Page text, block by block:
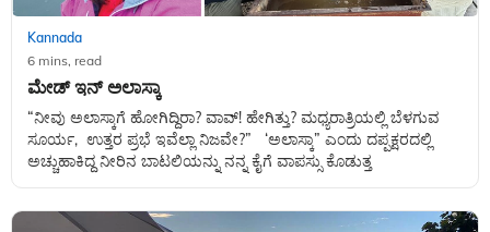
Kannada
6 mins, read
ಮೇಡ್ ಇನ್ ಅಲಾಸ್ಕಾ
“ನೀವು ಅಲಾಸ್ಕಾಗೆ ಹೋಗಿದ್ದಿರಾ? ವಾವ್! ಹೇಗಿತ್ತು? ಮಧ್ಯರಾತ್ರಿಯಲ್ಲಿ ಬೆಳಗುವ
ಸೂರ್ಯ, ಉತ್ತರ ಪ್ರಭೆ ಇವೆಲ್ಲಾ ನಿಜವೇ?” ‘ಅಲಾಸ್ಕಾ” ಎಂದು ದಪ್ಪಕ್ಷರದಲ್ಲಿ
ಅಚ್ಚುಹಾಕಿದ್ದ ನೀರಿನ ಬಾಟಲಿಯನ್ನು ನನ್ನ ಕೈಗೆ ವಾಪಸ್ಸು ಕೊಡುತ್ತ